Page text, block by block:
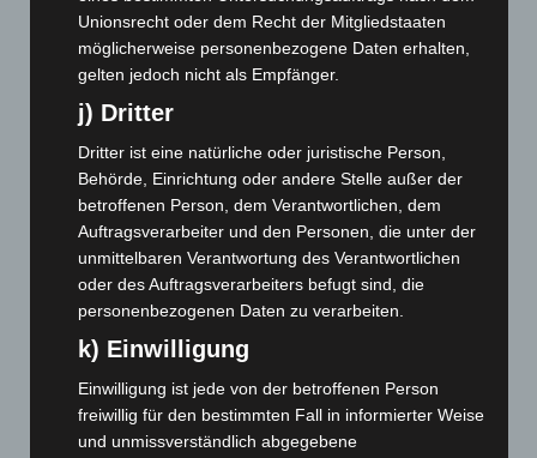
Dezember 2024 (89)
November 2024(94)
Oktober 2024(93)
September 2024(112)
August 2024(107)
Juli 2024(89)
Juni 2024(107)
Mai 2024(149)
(102)
März 2024(103)
Januar 2024(111)
Dezember 2023(130)
Unionsrecht oder dem Recht der Mitgliedstaaten
möglicherweise personenbezogene Daten erhalten,
gelten jedoch nicht als Empfänger.
j) Dritter
Dritter ist eine natürliche oder juristische Person,
Behörde, Einrichtung oder andere Stelle außer der
betroffenen Person, dem Verantwortlichen, dem
Auftragsverarbeiter und den Personen, die unter der
unmittelbaren Verantwortung des Verantwortlichen
oder des Auftragsverarbeiters befugt sind, die
personenbezogenen Daten zu verarbeiten.
k) Einwilligung
Einwilligung ist jede von der betroffenen Person
freiwillig für den bestimmten Fall in informierter Weise
und unmissverständlich abgegebene